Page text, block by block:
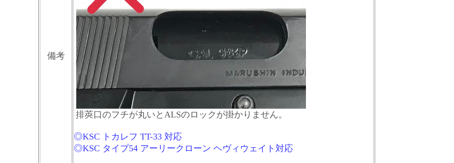
備考
排莢口のフチが丸いとALSのロックが掛かりません。
◎KSC トカレフ TT-33 対応
◎KSC タイプ54 アーリークローン ヘヴィウェイト対応